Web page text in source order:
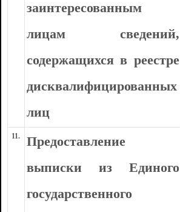
заинтересованным
лицам сведений,
содержащихся в реестре
дисквалифицированных
лиц
11.
Предоставление
выписки из Единого
государственного